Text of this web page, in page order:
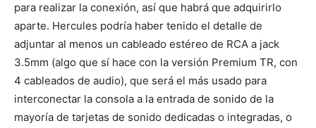
para realizar la conexión, así que habrá que adquirirlo
aparte. Hercules podría haber tenido el detalle de
adjuntar al menos un cableado estéreo de RCA a jack
3.5mm (algo que sí hace con la versión Premium TR, con
4 cableados de audio), que será el más usado para
interconectar la consola a la entrada de sonido de la
mayoría de tarjetas de sonido dedicadas o integradas, o